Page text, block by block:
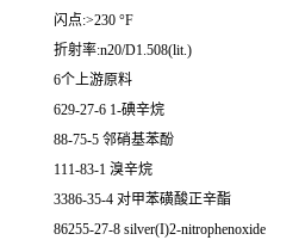
闪点:>230 °F
折射率:n20/D1.508(lit.)
6个上游原料
629-27-6 1-碘辛烷
88-75-5 邻硝基苯酚
111-83-1 溴辛烷
3386-35-4 对甲苯磺酸正辛酯
86255-27-8 silver(I)2-nitrophenoxide